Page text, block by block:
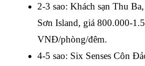
2-3 sao: Khách sạn Thu
Sơn Island, giá 800.000-
VNĐ/phòng/đêm.
4-5 sao: Six Senses Côn